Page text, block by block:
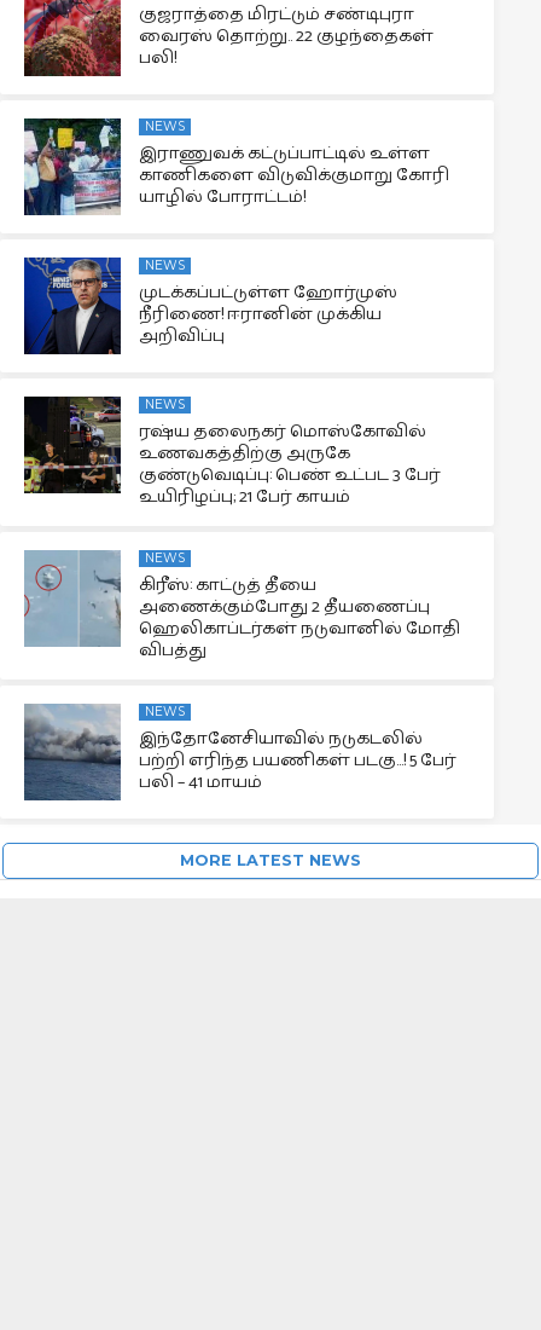
குஜராத்தை மிரட்டும் சண்டிபுரா
வைரஸ் தொற்று.. 22 குழந்தைகள்
பலி!
NEWS
இராணுவக் கட்டுப்பாட்டில் உள்ள
காணிகளை விடுவிக்குமாறு கோரி
யாழில் போராட்டம்!
NEWS
முடக்கப்பட்டுள்ள ஹோர்முஸ்
நீரிணை! ஈரானின் முக்கிய
அறிவிப்பு
NEWS
ரஷ்ய தலைநகர் மொஸ்கோவில்
உணவகத்திற்கு அருகே
குண்டுவெடிப்பு: பெண் உட்பட 3 பேர்
உயிரிழப்பு; 21 பேர் காயம்
NEWS
கிரீஸ்: காட்டுத் தீயை
அணைக்கும்போது 2 தீயணைப்பு
ஹெலிகாப்டர்கள் நடுவானில் மோதி
விபத்து
NEWS
இந்தோனேசியாவில் நடுகடலில்
பற்றி எரிந்த பயணிகள் படகு…! 5 பேர்
பலி – 41 மாயம்
MORE LATEST NEWS